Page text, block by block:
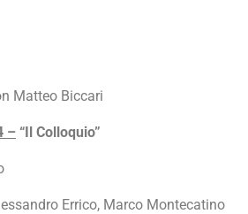
Matteo Biccari
– “Il Colloquio”
Errico, Marco Montecatino